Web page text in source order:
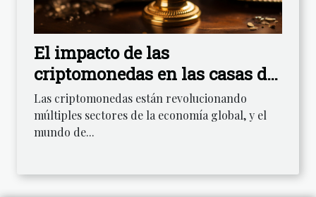
El impacto de las
criptomonedas en las casas de
apuestas brasileñas
Las criptomonedas están revolucionando
múltiples sectores de la economía global, y el
mundo de...